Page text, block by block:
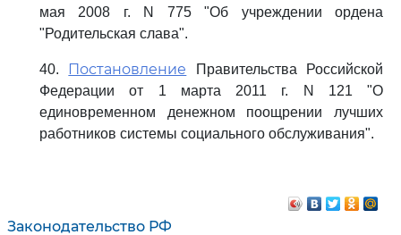
Законодательство РФ
мая 2008 г. N 775 "Об учреждении ордена
"Родительская слава".
40. Постановление Правительства Российской
Федерации от 1 марта 2011 г. N 121 "О
единовременном денежном поощрении лучших
работников системы социального обслуживания".